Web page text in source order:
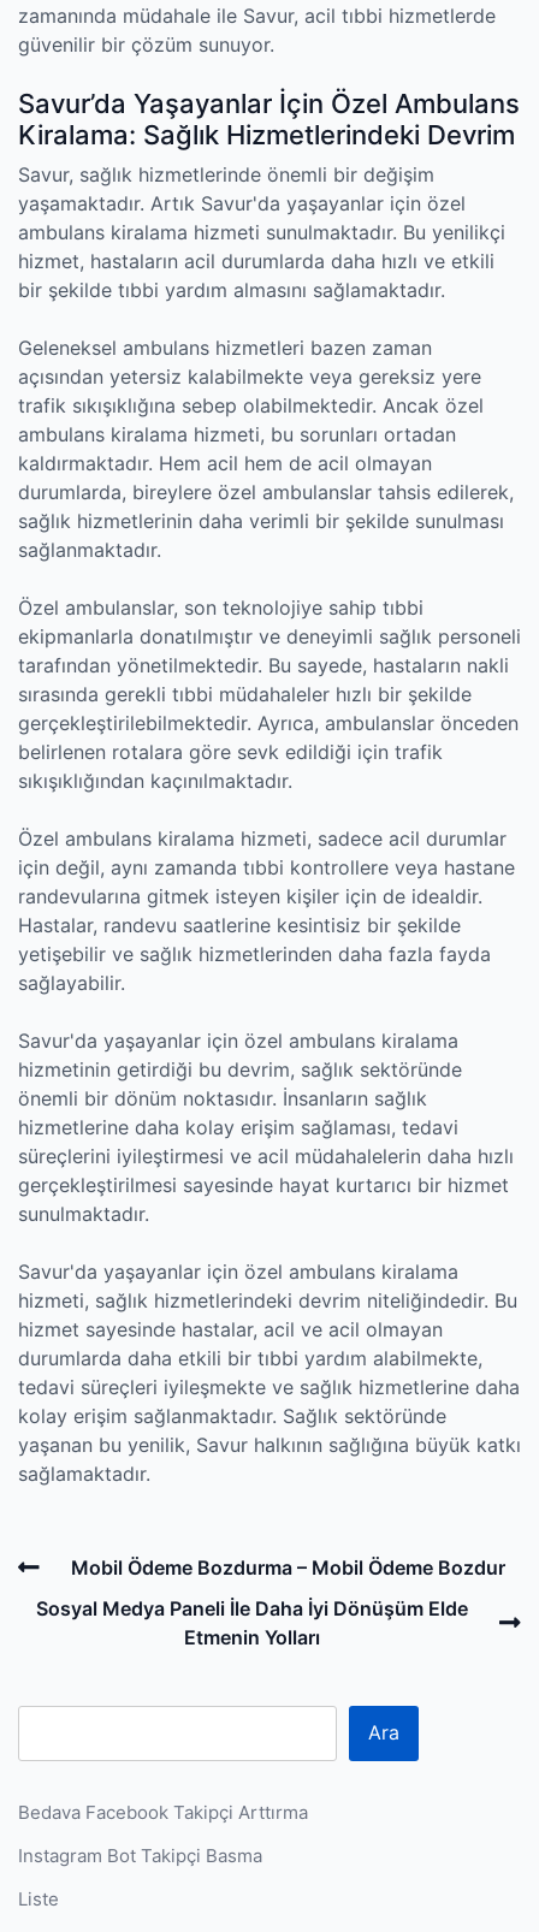
zamanında müdahale ile Savur, acil tıbbi hizmetlerde
güvenilir bir çözüm sunuyor.
Savur’da Yaşayanlar İçin Özel Ambulans
Kiralama: Sağlık Hizmetlerindeki Devrim
Savur, sağlık hizmetlerinde önemli bir değişim
yaşamaktadır. Artık Savur'da yaşayanlar için özel
ambulans kiralama hizmeti sunulmaktadır. Bu yenilikçi
hizmet, hastaların acil durumlarda daha hızlı ve etkili
bir şekilde tıbbi yardım almasını sağlamaktadır.
Geleneksel ambulans hizmetleri bazen zaman
açısından yetersiz kalabilmekte veya gereksiz yere
trafik sıkışıklığına sebep olabilmektedir. Ancak özel
ambulans kiralama hizmeti, bu sorunları ortadan
kaldırmaktadır. Hem acil hem de acil olmayan
durumlarda, bireylere özel ambulanslar tahsis edilerek,
sağlık hizmetlerinin daha verimli bir şekilde sunulması
sağlanmaktadır.
Özel ambulanslar, son teknolojiye sahip tıbbi
ekipmanlarla donatılmıştır ve deneyimli sağlık personeli
tarafından yönetilmektedir. Bu sayede, hastaların nakli
sırasında gerekli tıbbi müdahaleler hızlı bir şekilde
gerçekleştirilebilmektedir. Ayrıca, ambulanslar önceden
belirlenen rotalara göre sevk edildiği için trafik
sıkışıklığından kaçınılmaktadır.
Özel ambulans kiralama hizmeti, sadece acil durumlar
için değil, aynı zamanda tıbbi kontrollere veya hastane
randevularına gitmek isteyen kişiler için de idealdir.
Hastalar, randevu saatlerine kesintisiz bir şekilde
yetişebilir ve sağlık hizmetlerinden daha fazla fayda
sağlayabilir.
Savur'da yaşayanlar için özel ambulans kiralama
hizmetinin getirdiği bu devrim, sağlık sektöründe
önemli bir dönüm noktasıdır. İnsanların sağlık
hizmetlerine daha kolay erişim sağlaması, tedavi
süreçlerini iyileştirmesi ve acil müdahalelerin daha hızlı
gerçekleştirilmesi sayesinde hayat kurtarıcı bir hizmet
sunulmaktadır.
Savur'da yaşayanlar için özel ambulans kiralama
hizmeti, sağlık hizmetlerindeki devrim niteliğindedir. Bu
hizmet sayesinde hastalar, acil ve acil olmayan
durumlarda daha etkili bir tıbbi yardım alabilmekte,
tedavi süreçleri iyileşmekte ve sağlık hizmetlerine daha
kolay erişim sağlanmaktadır. Sağlık sektöründe
yaşanan bu yenilik, Savur halkının sağlığına büyük katkı
sağlamaktadır.
Post
navigation
Previous
Post
Mobil Ödeme Bozdurma – Mobil Ödeme Bozdur
Sosyal Medya Paneli İle Daha İyi Dönüşüm Elde
Etmenin Yolları
Ara
Bedava Facebook Takipçi Arttırma
Instagram Bot Takipçi Basma
Liste